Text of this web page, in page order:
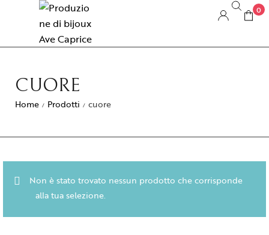
0
CUORE
Home / Prodotti / cuore
Non è stato trovato nessun prodotto che corrisponde
alla tua selezione.